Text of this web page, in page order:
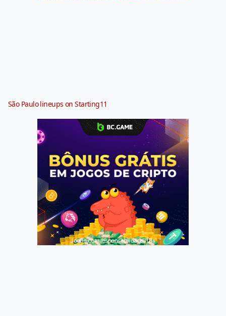
São Paulo lineups on Starting11
Jogue com responsabilidade. 18+